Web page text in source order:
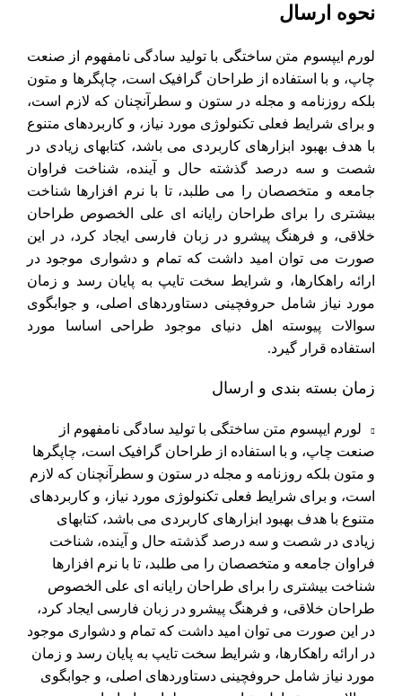
نحوه ارسال
لورم ایپسوم متن ساختگی با تولید سادگی نامفهوم از صنعت
چاپ، و با استفاده از طراحان گرافیک است، چاپگرها و متون
بلکه روزنامه و مجله در ستون و سطرآنچنان که لازم است،
و برای شرایط فعلی تکنولوژی مورد نیاز، و کاربردهای متنوع
با هدف بهبود ابزارهای کاربردی می باشد، کتابهای زیادی در
شصت و سه درصد گذشته حال و آینده، شناخت فراوان
جامعه و متخصصان را می طلبد، تا با نرم افزارها شناخت
بیشتری را برای طراحان رایانه ای علی الخصوص طراحان
خلاقی، و فرهنگ پیشرو در زبان فارسی ایجاد کرد، در این
صورت می توان امید داشت که تمام و دشواری موجود در
ارائه راهکارها، و شرایط سخت تایپ به پایان رسد و زمان
مورد نیاز شامل حروفچینی دستاوردهای اصلی، و جوابگوی
سوالات پیوسته اهل دنیای موجود طراحی اساسا مورد
استفاده قرار گیرد.
زمان بسته بندی و ارسال
لورم ایپسوم متن ساختگی با تولید سادگی نامفهوم از
صنعت چاپ، و با استفاده از طراحان گرافیک است، چاپگرها
و متون بلکه روزنامه و مجله در ستون و سطرآنچنان که لازم
است، و برای شرایط فعلی تکنولوژی مورد نیاز، و کاربردهای
متنوع با هدف بهبود ابزارهای کاربردی می باشد، کتابهای
زیادی در شصت و سه درصد گذشته حال و آینده، شناخت
فراوان جامعه و متخصصان را می طلبد، تا با نرم افزارها
شناخت بیشتری را برای طراحان رایانه ای علی الخصوص
طراحان خلاقی، و فرهنگ پیشرو در زبان فارسی ایجاد کرد،
در این صورت می توان امید داشت که تمام و دشواری موجود
در ارائه راهکارها، و شرایط سخت تایپ به پایان رسد و زمان
مورد نیاز شامل حروفچینی دستاوردهای اصلی، و جوابگوی